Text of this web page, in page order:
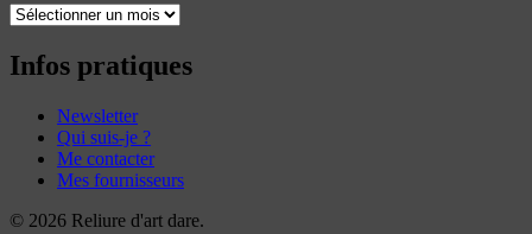
Toutes
reliures
Infos pratiques
Newsletter
Qui suis-je ?
Me contacter
Mes fournisseurs
© 2026 Reliure d'art dare.